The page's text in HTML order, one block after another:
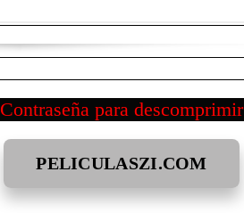
Contraseña para descomprimir
PELICULASZI.COM